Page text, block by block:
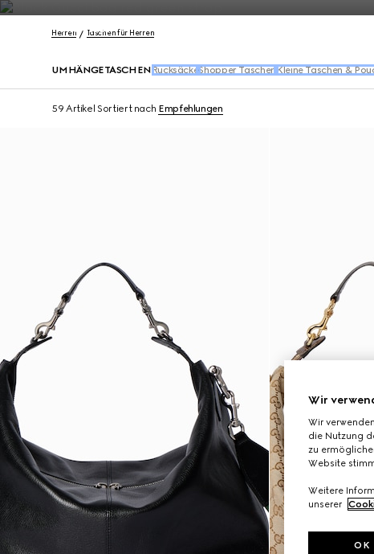
Kontakt
Herren Taschen für Herren
UMHÄNGETASCHEN RucksäckeShopper Taschen Kleine Taschen &
59 Artikel Sortiert nach Empfehlungen
Wir
Wir
die Nutzung
zu
Website
Weitere
unserer
OK